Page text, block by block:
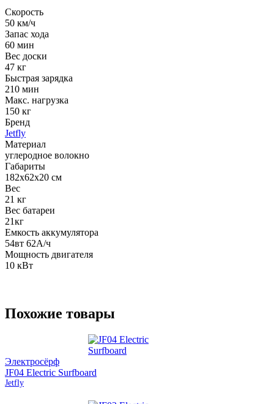
Скорость
50 км/ч
Запас хода
60 мин
Вес доски
47 кг
Быстрая зарядка
210 мин
Макс. нагрузка
150 кг
Бренд
Jetfly
Материал
углеродное волокно
Габариты
182х62х20 см
Вес
21 кг
Вес батареи
21кг
Емкость аккумулятора
54вт 62А/ч
Мощность двигателя
10 кВт
Похожие товары
Электросёрф
JF04 Electric Surfboard
Jetfly